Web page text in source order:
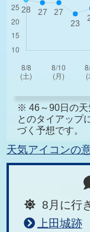
※ 46～90日の天
とのタイアップ
づく予想です。
天気アイコンの
8月に行
上田城跡